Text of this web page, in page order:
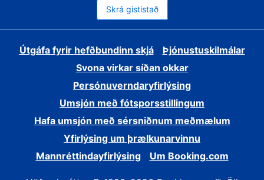
Skrá gististað
Útgáfa fyrir hefðbundinn skjá
Þjónustuskilmálar
Svona virkar síðan okkar
Persónuverndaryfirlýsing
Umsjón með fótsporsstillingum
Hafa umsjón með sérsniðnum meðmælum
Yfirlýsing um þrælkunarvinnu
Mannréttindayfirlýsing
Um Booking.com